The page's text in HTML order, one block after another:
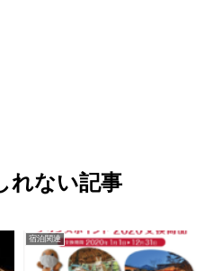
れない記事
宿泊関連